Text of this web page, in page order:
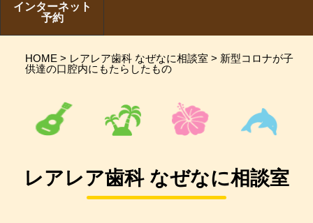
インターネット
予約
HOME > レアレア歯科 なぜなに相談室 > 新型コロナが子
供達の口腔内にもたらしたもの
レアレア歯科 なぜなに相談室